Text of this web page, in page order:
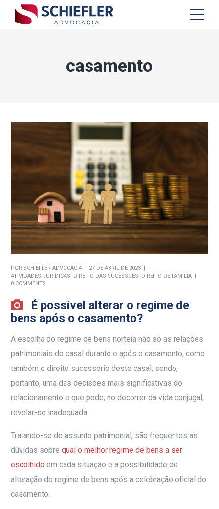
casamento
POR SCHIEFLER ADVOCACIA
27 DE ABRIL DE 2023
ATIVIDADES JURÍDICAS, DIREITO DAS SUCESSÕES, DIREITO DE FAMÍLIA
0 COMMENTS
É possível alterar o regime de
bens após o casamento?
A escolha do regime de bens norteia não só as relações
patrimoniais do casal durante e após o casamento, como
também o direito sucessório deste casal, sendo,
portanto, uma das decisões mais significativas do
relacionamento e que pode, no decorrer da vida conjugal,
revelar-se inadequada.
Tratando-se de assunto patrimonial, são frequentes as
dúvidas sobrequal o melhor regime de bens a ser
escolhido em cada situação e a possibilidade de
alteração do regime de bens após a celebração oficial do
casamento.